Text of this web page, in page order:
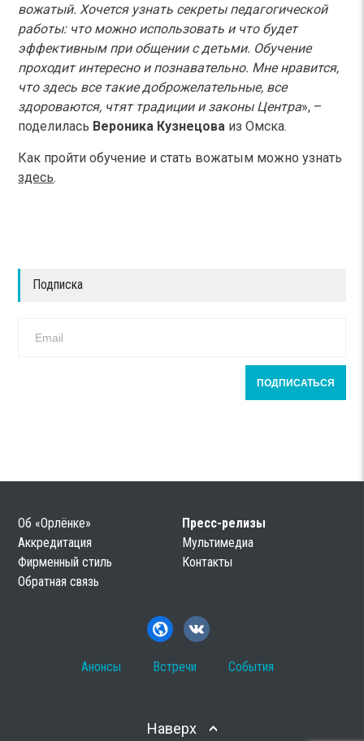
вожатый. Хочется узнать секреты педагогической
работы: что можно использовать и что будет
эффективным при общении с детьми. Обучение
проходит интересно и познавательно. Мне нравится,
что здесь все такие доброжелательные, все
здороваются, чтят традиции и законы Центра», –
поделилась Вероника Кузнецова из Омска.
Как пройти обучение и стать вожатым можно узнать
здесь.
Подписка
Об «Орлёнке»
Пресс-релизы
Аккредитация
Мультимедиа
Фирменный стиль
Контакты
Обратная связь
Анонсы Встречи События
Наверх